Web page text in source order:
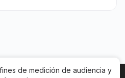
de medición de audiencia y